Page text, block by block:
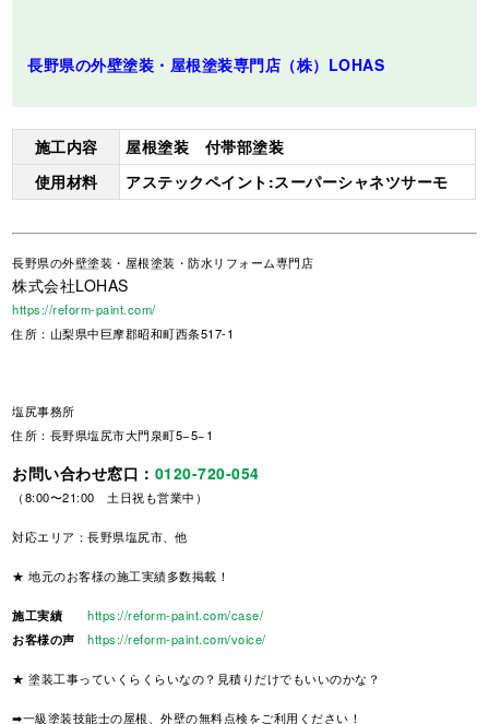
長野県の外壁塗装・屋根塗装専門店（株）LOHAS
施工内容
屋根塗装 付帯部塗装
使用材料
アステックペイント:スーパーシャネツサーモ
長野県の外壁塗装・屋根塗装・防水リフォーム専門店
株式会社LOHAS
https://reform-paint.com/
住所：山梨県中巨摩郡昭和町西条517-1
塩尻事務所
住所：長野県塩尻市大門泉町5−5−1
お問い合わせ窓口： 0120-720-054
（8:00〜21:00 土日祝も営業中）
対応エリア：長野県塩尻市、他
★ 地元のお客様の施工実績多数掲載！
施工実績
https://reform-paint.com/case/
お客様の声
https://reform-paint.com/voice/
★ 塗装工事っていくらくらいなの？見積りだけでもいいのかな？
➡一級塗装技能士の屋根、外壁の無料点検をご利用ください！